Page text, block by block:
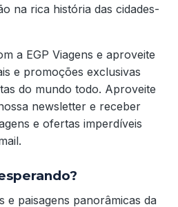
na rica história das cidades-
a EGP Viagens e aproveite
e promoções exclusivas
do mundo todo. Aproveite
newsletter e receber
e ofertas imperdíveis
e paisagens panorâmicas da